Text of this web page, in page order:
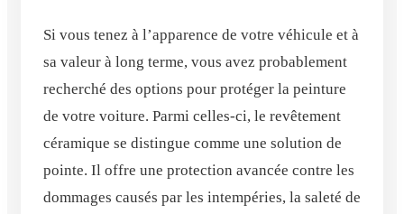
Si vous tenez à l’apparence de votre véhicule et à
sa valeur à long terme, vous avez probablement
recherché des options pour protéger la peinture
de votre voiture. Parmi celles-ci, le revêtement
céramique se distingue comme une solution de
pointe. Il offre une protection avancée contre les
dommages causés par les intempéries, la saleté de